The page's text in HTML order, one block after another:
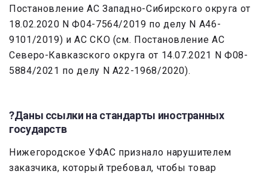
Постановление АС Западно-Сибирского округа от
18.02.2020 N Ф04-7564/2019 по делу N А46-
9101/2019) и АС СКО (см. Постановление АС
Северо-Кавказского округа от 14.07.2021 N Ф08-
5884/2021 по делу N А22-1968/2020).
?Даны ссылки на стандарты иностранных
государств
Нижегородское УФАС признало нарушителем
заказчика, который требовал, чтобы товар